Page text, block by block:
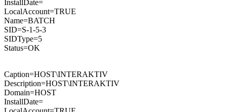
InstallDate=
LocalAccount=TRUE
Name=BATCH
SID=S-1-5-3
SIDType=5
Status=OK
Caption=HOST\INTERAKTIV
Description=HOST\INTERAKTIV
Domain=HOST
InstallDate=